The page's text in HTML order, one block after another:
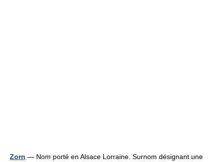
Zorn — Nom porté en Alsace Lorraine. Surnom désignant une